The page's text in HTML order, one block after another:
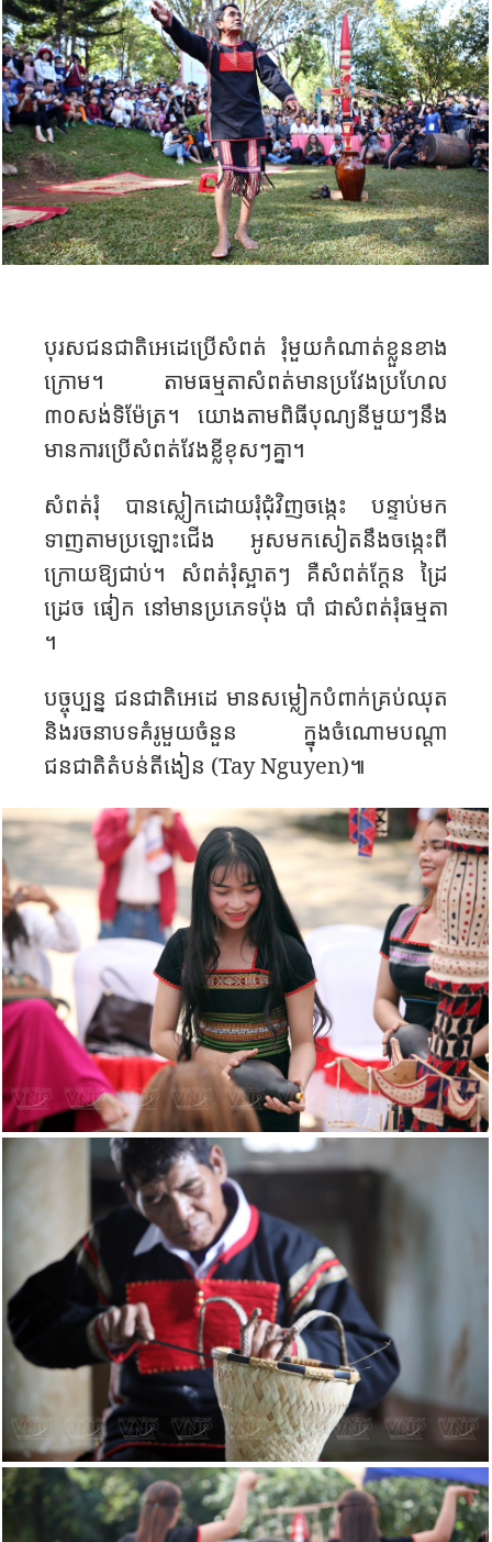
បុរស​ជនជាតិ​អេដេ​ប្រើ​សំពត់ ​រុំ​មួយ​កំណាត់​ខ្លួន​ខាង
ក្រោម​។ តាម​ធម្មតា​សំពត់​មាន​ប្រវែង​ប្រហែល​
៣០សង់ទិម៉ែត្រ​។ យោង​តាម​ពិធីបុណ្យ​នីមួយ​ៗនឹង
មានការ​​ប្រើ​​សំពត់​វែង​ខ្លី​ខុសៗគ្នា​។
សំពត់រុំ​ ​បាន​ស្លៀក​ដោយ​រុំ​ជុំវិញ​​ចង្កេះ​ បន្ទាប់មក​
ទាញ​តាម​ប្រឡោះ​ជើង​ អូស​មក​សៀត​នឹង​ចង្កេះពី
ក្រោយ​ឱ្យ​ជាប់។ សំពត់​រុំ​ស្អាត​ៗ គឺ​សំពត់​ក្តែន ដ្រៃ
ដ្រេច ផៀក នៅ​មាន​ប្រភេទ​ប៉ុង​ បាំ ជា​សំពត់​រុំ​ធម្មតា​
។​
បច្ចុប្បន្ន​ ជនជាតិ​អេដេ​ មាន​សម្លៀក​បំពាក់គ្រប់​ឈុត​
និង​រចនាបទ​គំរូ​មួ​យ​ចំនួន​ ក្នុង​ចំណោម​​បណ្តា​
ជនជាតិ​តំបន់​តី​ងៀន​ (Tay Nguyen)៕​